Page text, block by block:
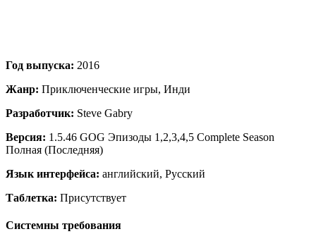
Год выпуска: 2016
Жанр: Приключенческие игры, Инди
Разработчик: Steve Gabry
Версия: 1.5.46 GOG Эпизоды 1,2,3,4,5 Complete Season
Полная (Последняя)
Язык интерфейса: английский, Русский
Таблетка: Присутствует
Системны требования